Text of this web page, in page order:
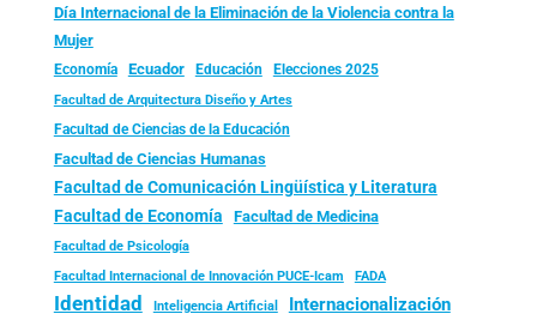
Día Internacional de la Eliminación de la Violencia contra la
Mujer
Economía Ecuador Educación Elecciones 2025
Facultad de Arquitectura Diseño y Artes
Facultad de Ciencias de la Educación
Facultad de Ciencias Humanas
Facultad de Comunicación Lingüística y Literatura
Facultad de Economía Facultad de Medicina
Facultad de Psicología
Facultad Internacional de Innovación PUCE-Icam FADA
Identidad Inteligencia Artificial Internacionalización